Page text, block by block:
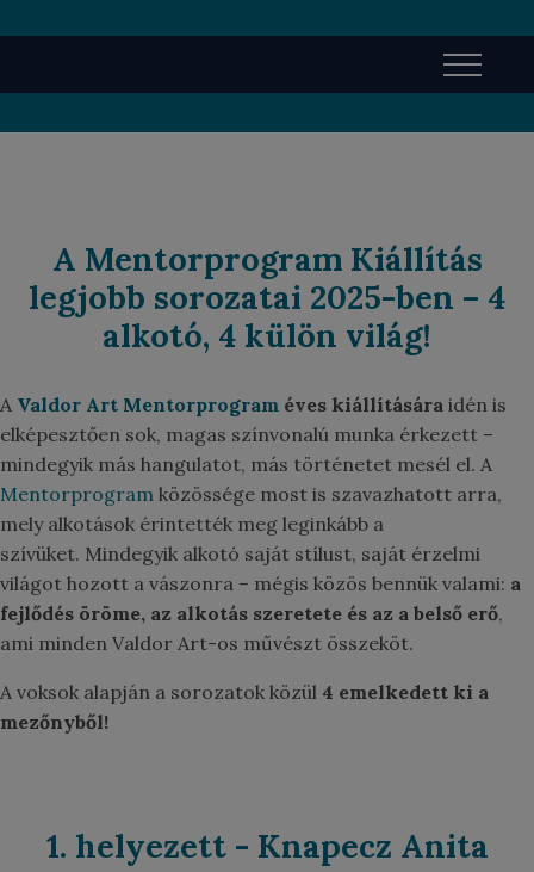
A Mentorprogram Kiállítás
legjobb sorozatai 2025-ben – 4
alkotó, 4 külön világ!
A Valdor Art Mentorprogram éves kiállítására idén is
elképesztően sok, magas színvonalú munka érkezett –
mindegyik más hangulatot, más történetet mesél el. A
Mentorprogram közössége most is szavazhatott arra,
mely alkotások érintették meg leginkább a
szívüket. Mindegyik alkotó saját stílust, saját érzelmi
világot hozott a vászonra – mégis közös bennük valami: a
fejlődés öröme, az alkotás szeretete és az a belső erő,
ami minden Valdor Art-os művészt összeköt.
A voksok alapján a sorozatok közül 4 emelkedett ki a
mezőnyből!
1. helyezett - Knapecz Anita